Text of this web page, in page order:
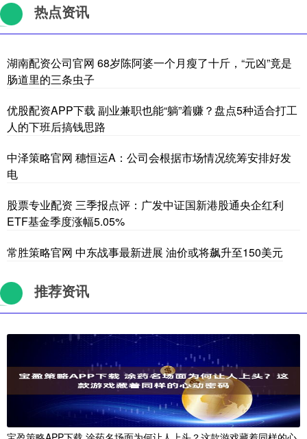
热点资讯
湖南配资公司官网 68岁陈阿婆一个月瘦了十斤，“元凶”竟是
肠道里的三条虫子
优股配资APP下载 副业兼职也能“躺”着赚？盘点5种适合打工
人的下班后搞钱思路
中泽策略官网 穗恒运A：公司会根据市场情况统筹安排好发
电
股票专业配资 三季报点评：广发中证国新港股通央企红利
ETF基金季度涨幅5.05%
常胜策略官网 中东战事最新进展 油价或将飙升至150美元
推荐资讯